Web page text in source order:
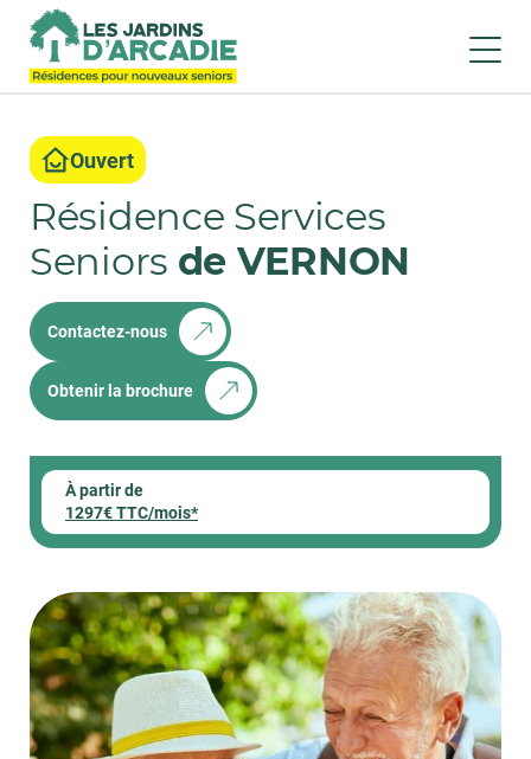
Ouvert
Résidence Services
Seniors de VERNON
Obtenir la brochure
Contactez-nous
À partir de
1297€ TTC/mois*